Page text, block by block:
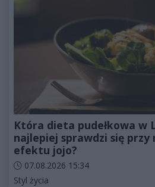
Która dieta pudełkowa w
najlepiej sprawdzi się przy
efektu jojo?
Data dodania artykułu:
07.08.2026 15:34
Kategorie artykułu:
Styl życia